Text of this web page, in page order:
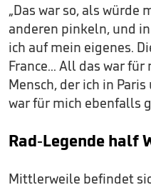
„Das war so, als würde
anderen pinkeln, und
ich auf mein eigenes.
France... All das war
Mensch, der ich in
war für mich ebenfalls
Rad-Legende half
Mittlerweile befindet